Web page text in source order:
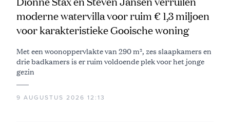
moderne watervilla voor ruim € 1,3 miljoen
voor karakteristieke Gooische woning
Met een woonoppervlakte van 290 m², zes slaapkamers en
drie badkamers is er ruim voldoende plek voor het jonge
gezin
9 AUGUSTUS 2026 12:13